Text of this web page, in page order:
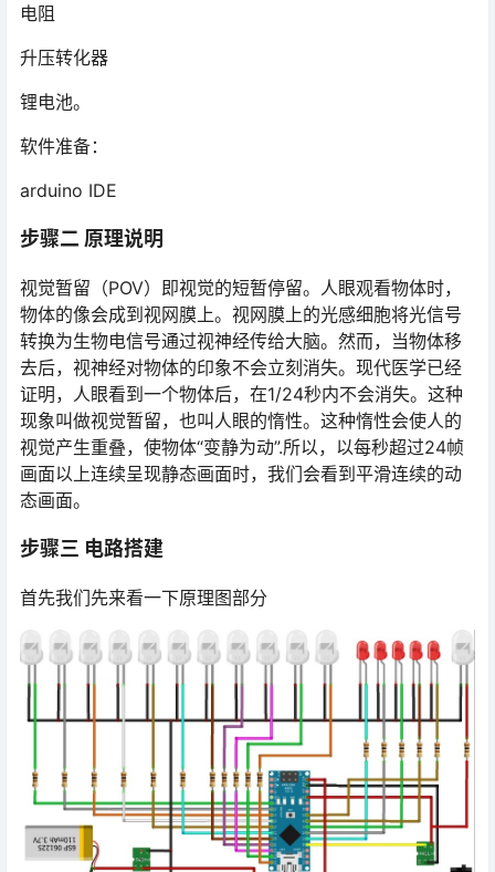
电阻
升压转化器
锂电池。
软件准备：
arduino IDE
步骤二 原理说明
视觉暂留（POV）即视觉的短暂停留。人眼观看物体时，
物体的像会成到视网膜上。视网膜上的光感细胞将光信号
转换为生物电信号通过视神经传给大脑。然而，当物体移
去后，视神经对物体的印象不会立刻消失。现代医学已经
证明，人眼看到一个物体后，在1/24秒内不会消失。这种
现象叫做视觉暂留，也叫人眼的惰性。这种惰性会使人的
视觉产生重叠，使物体“变静为动”.所以，以每秒超过24帧
画面以上连续呈现静态画面时，我们会看到平滑连续的动
态画面。
步骤三 电路搭建
首先我们先来看一下原理图部分